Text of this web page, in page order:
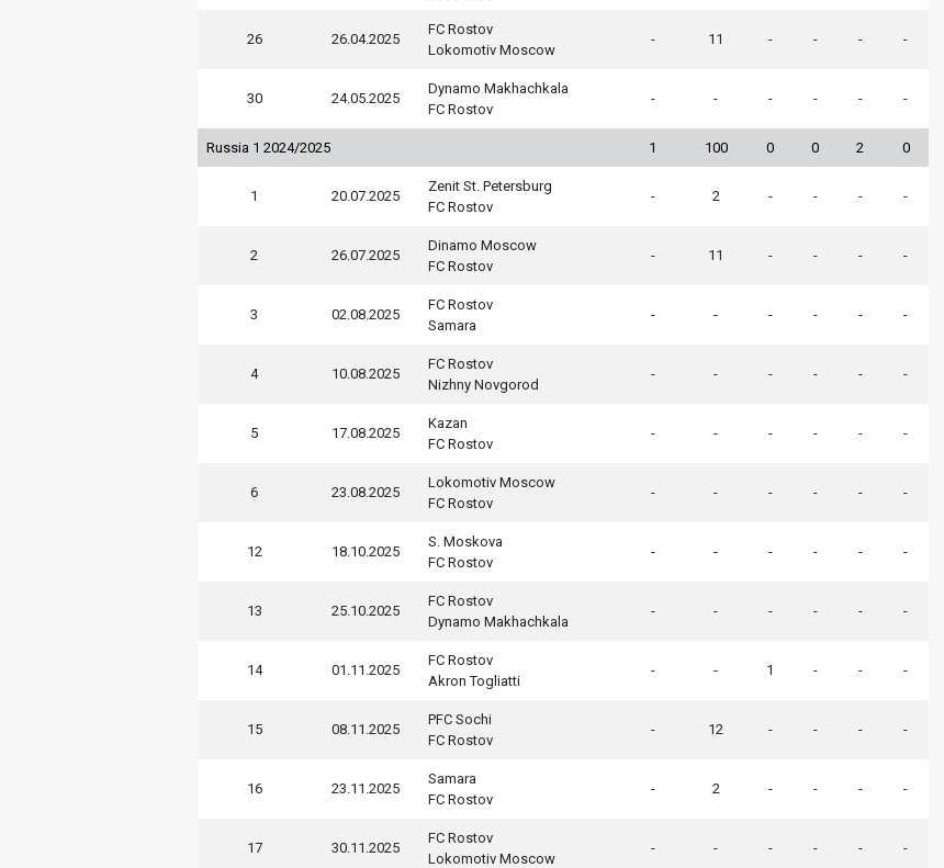
26 26.04.2025
FC Rostov
Lokomotiv Moscow
- 11 - - - -
30 24.05.2025
Dynamo Makhachkala
FC Rostov
- - - - - -
Russia 1 2024/2025 1 100 0 0 2 0
1 20.07.2025
Zenit St. Petersburg
FC Rostov
- 2 - - - -
2 26.07.2025
Dinamo Moscow
FC Rostov
- 11 - - - -
3 02.08.2025
FC Rostov
Samara
- - - - - -
4 10.08.2025
FC Rostov
Nizhny Novgorod
- - - - - -
5 17.08.2025
Kazan
FC Rostov
- - - - - -
6 23.08.2025
Lokomotiv Moscow
FC Rostov
- - - - - -
12 18.10.2025
S. Moskova
FC Rostov
- - - - - -
13 25.10.2025
FC Rostov
Dynamo Makhachkala
- - - - - -
14 01.11.2025
FC Rostov
Akron Togliatti
- - 1 - - -
15 08.11.2025
PFC Sochi
FC Rostov
- 12 - - - -
16 23.11.2025
Samara
FC Rostov
- 2 - - - -
17 30.11.2025
FC Rostov
Lokomotiv Moscow
- - - - - -